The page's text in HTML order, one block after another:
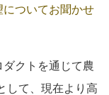
ついてお聞かせ
クトを通じて農
して、現在より高